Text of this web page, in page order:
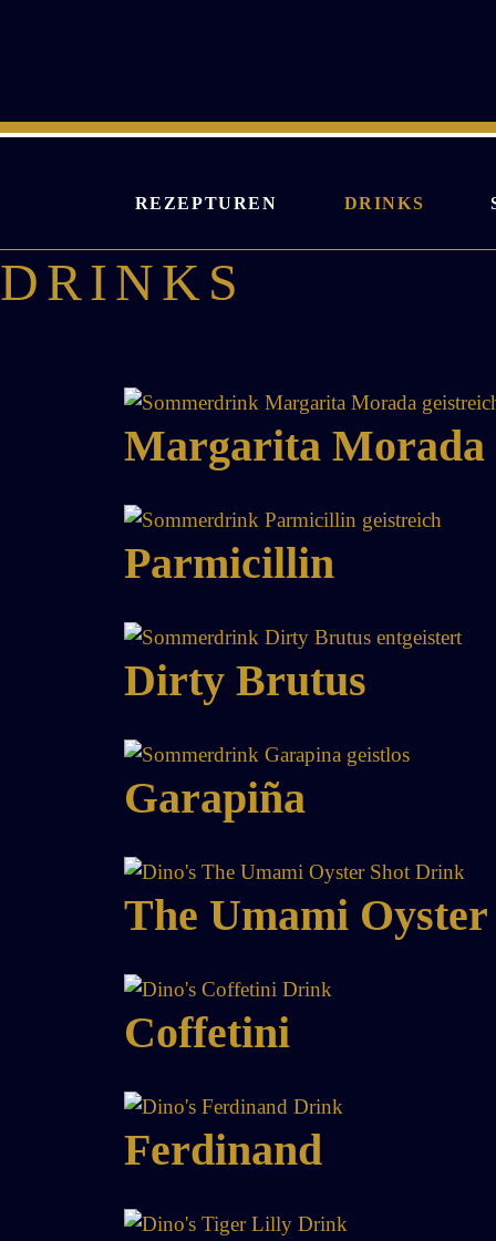
REZEPTUREN DRINKS
DRINKS
Margarita Morada
Parmicillin
Dirty Brutus
Garapiña
The Umami Oyster
Coffetini
Ferdinand